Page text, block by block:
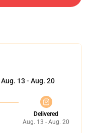
Aug. 13 - Aug. 20
Delivered
Aug. 13 - Aug. 20